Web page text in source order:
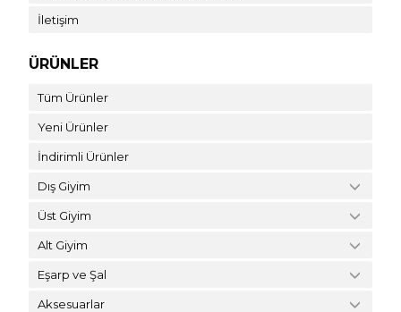
İletişim
ÜRÜNLER
Tüm Ürünler
Yeni Ürünler
İndirimli Ürünler
Dış Giyim
Üst Giyim
Alt Giyim
Eşarp ve Şal
Aksesuarlar